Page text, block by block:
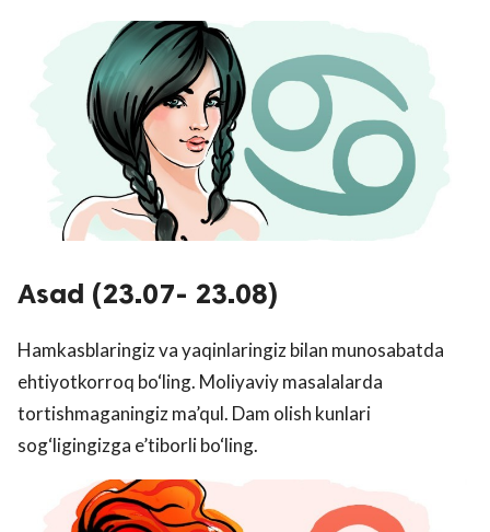
Asad (23.07- 23.08)
Hamkasblaringiz va yaqinlaringiz bilan munosabatda
ehtiyotkorroq bo‘ling. Moliyaviy masalalarda
tortishmaganingiz ma’qul. Dam olish kunlari
sog‘ligingizga e’tiborli bo‘ling.